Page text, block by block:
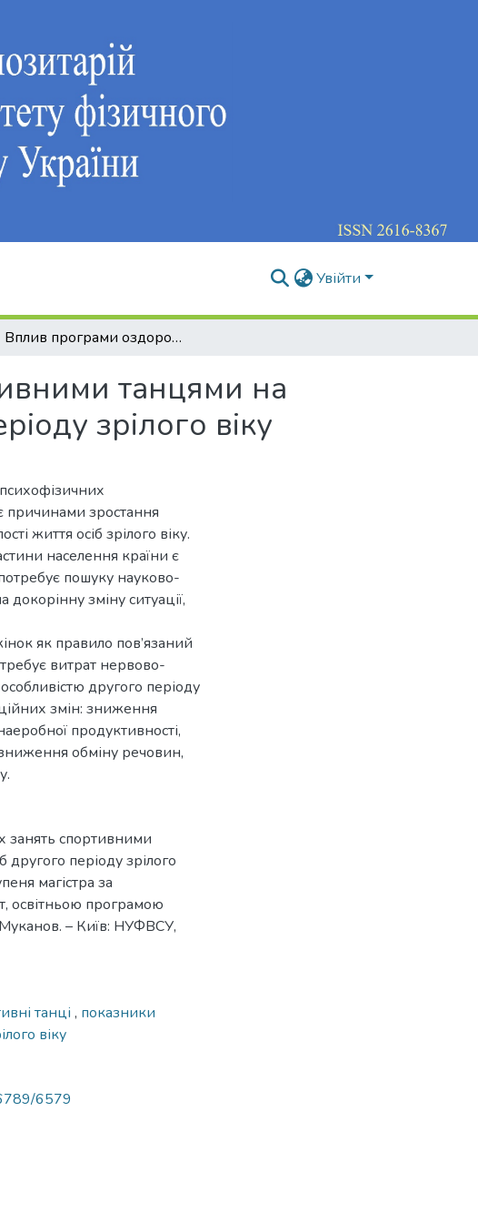
Увійти
Вплив програми оздоровчих занять спортивними танцями на показники фізичного стану осіб другого періоду зрілого віку
танцями на
зрілого віку
причинами зростання
життя осіб зрілого віку.
населення країни є
пошуку науково-
зміну ситуації,
як правило пов’язаний
витрат нервово-
другого періоду
змін: зниження
продуктивності,
обміну речовин,
спортивними
періоду зрілого
магістра за
освітньою програмою
– Київ: НУФВСУ,
танці , показники
віку
6579